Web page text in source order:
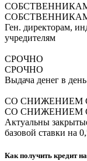
Ген. директорам,
учредителям
СРОЧНО
СРОЧНО
Выдача денег в
СО СНИЖЕНИЕМ
СО СНИЖЕНИЕМ
Актуальны
базовой ставки на
Как получить кредит